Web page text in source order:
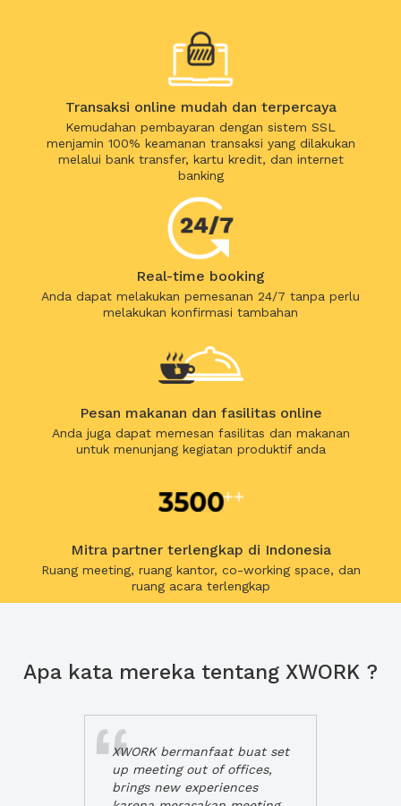
Transaksi online mudah dan terpercaya
Kemudahan pembayaran dengan sistem SSL
menjamin 100% keamanan transaksi yang dilakukan
melalui bank transfer, kartu kredit, dan internet
banking
Real-time booking
Anda dapat melakukan pemesanan 24/7 tanpa perlu
melakukan konfirmasi tambahan
Pesan makanan dan fasilitas online
Anda juga dapat memesan fasilitas dan makanan
untuk menunjang kegiatan produktif anda
Mitra partner terlengkap di Indonesia
Ruang meeting, ruang kantor, co-working space, dan
ruang acara terlengkap
Apa kata mereka tentang XWORK ?
XWORK bermanfaat buat set
up meeting out of offices,
brings new experiences